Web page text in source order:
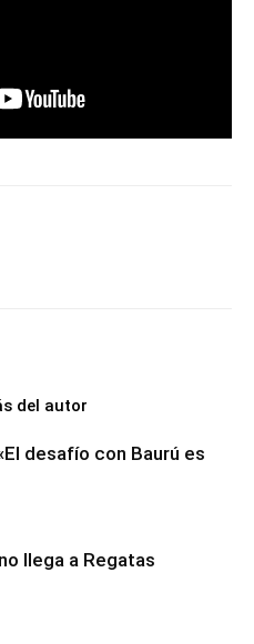
del autor
desafío con Baurú es
llega a Regatas